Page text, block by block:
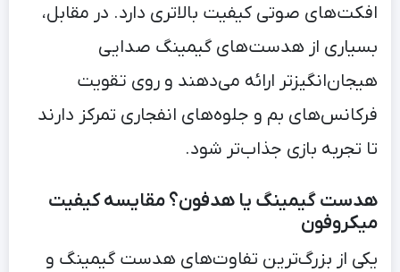
افکت‌های صوتی کیفیت بالاتری دارد. در مقابل،
بسیاری از هدست‌های گیمینگ صدایی
هیجان‌انگیزتر ارائه می‌دهند و روی تقویت
فرکانس‌های بم و جلوه‌های انفجاری تمرکز دارند
تا تجربه بازی جذاب‌تر شود.
هدست گیمینگ یا هدفون؟ مقایسه کیفیت
میکروفون
یکی از بزرگ‌ترین تفاوت‌های هدست گیمینگ و